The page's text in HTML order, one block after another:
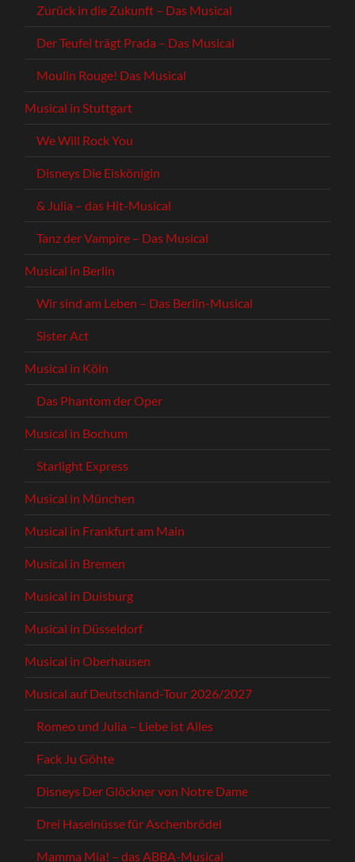
Zurück in die Zukunft – Das Musical
Der Teufel trägt Prada – Das Musical
Moulin Rouge! Das Musical
Musical in Stuttgart
We Will Rock You
Disneys Die Eiskönigin
& Julia – das Hit-Musical
Tanz der Vampire – Das Musical
Musical in Berlin
Wir sind am Leben – Das Berlin-Musical
Sister Act
Musical in Köln
Das Phantom der Oper
Musical in Bochum
Starlight Express
Musical in München
Musical in Frankfurt am Main
Musical in Bremen
Musical in Duisburg
Musical in Düsseldorf
Musical in Oberhausen
Musical auf Deutschland-Tour 2026/2027
Romeo und Julia – Liebe ist Alles
Fack Ju Göhte
Disneys Der Glöckner von Notre Dame
Drei Haselnüsse für Aschenbrödel
Mamma Mia! – das ABBA-Musical